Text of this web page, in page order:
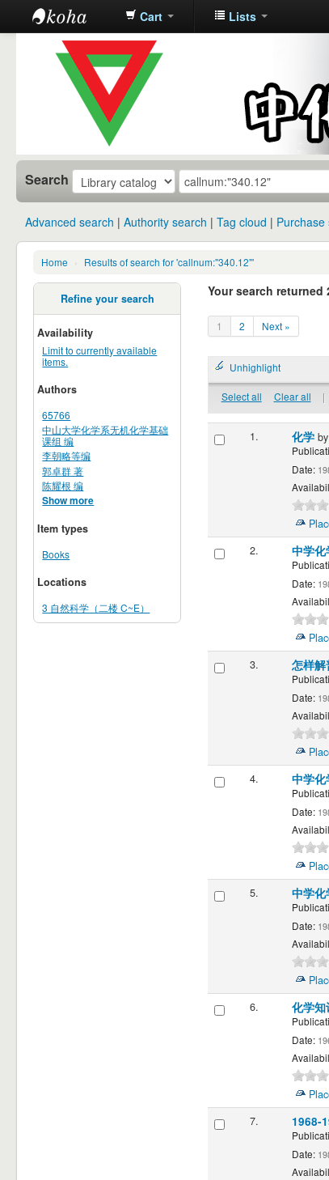
中化中学图
书馆馆藏目
Cart Lists
Search
Advanced search Authority search Tag cloud
Home › Results of search for 'callnum:"340.12"'
Refine your search
Availability
Limit to currently available
items.
Authors
65766
中山大学化学系无机化学基础
课组 编
李朝略等编
郭卓群 著
陈耀根 编
Show more
Item types
Books
Locations
3 自然科学（二楼 C~E）
Your search returned
1 2 Next »
Unhighlight
Select all Clear all |
1. 化学 by
Date:
2.
中学化
Date:
3.
怎样解
Date:
4.
中学
Date:
5.
中学化
Date:
6.
化学知
Date:
7.
1968-
Date: